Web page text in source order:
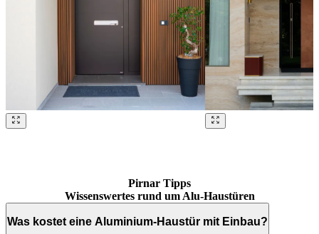
Pirnar Tipps
Wissenswertes rund um Alu-Haustüren
Was kostet eine Aluminium-Haustür mit Einbau?